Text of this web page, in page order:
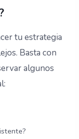
tu estrategia
Basta con
algunos